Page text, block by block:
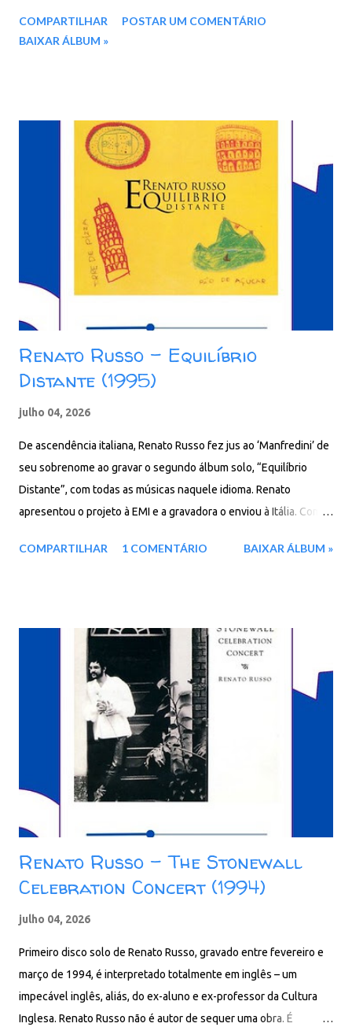
Chiedo Onesta 05. Lettera 06. I Loves You Porgy 07. E Tu Come
COMPARTILHAR
POSTAR UM COMENTÁRIO
BAIXAR ÁLBUM »
Renato Russo – Equilíbrio
Distante (1995)
julho 04, 2026
De ascendência italiana, Renato Russo fez jus ao ‘Manfredini’ de
seu sobrenome ao gravar o segundo álbum solo, “Equilíbrio
Distante”, com todas as músicas naquele idioma. Renato
apresentou o projeto à EMI e a gravadora o enviou à Itália. Com o
italiana. A capa do disco mostra desenhos de Giuliano
Maia, e Bruno Araújo (que fez parte da banda de apoio da Legião
Urbana na turnê “As Quatro Estações” e gravou o baixo no álbum
“V”), além do arranjador e tecladista Carlos Trilha. Faixas do
álbum: 01. Gente 02. Strani Amori 03. I Venti Del Cuore 04.
Scrivimi 05. Dolcissima Maria 06. Lettera 07. La Solitudine 08.
Passerà 09. Wave / Come Fa Un 'Onda 10. La Forza Della Vita 11.
Due 12. Più O Meno 13. Il Mondo Degli Altri (Versão Rock)
Download: 143 MB - ZI...
COMPARTILHAR 1 COMENTÁRIO BAIXAR ÁLBUM »
Renato Russo – The Stonewall
Celebration Concert (1994)
julho 04, 2026
Primeiro disco solo de Renato Russo, gravado entre fevereiro e
março de 1994, é interpretado totalmente em inglês – um
impecável inglês, aliás, do ex-aluno e ex-professor da Cultura
Inglesa. Renato Russo não é autor de sequer uma obra. É